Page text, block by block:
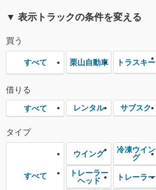
▼ 表示トラックの条件を変える
買う
すべて 栗山自動車 トラスキー
借りる
すべて レンタル サブスク
タイプ
すべて
ウイング
冷凍ウイン
グ
トレーラー
ヘッド
トレーラー